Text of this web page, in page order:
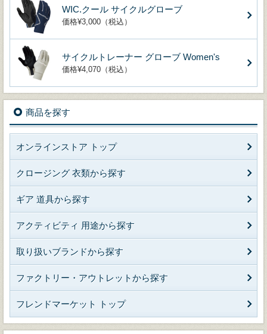
WIC.クール サイクルグローブ
価格¥3,000（税込）
サイクルトレーナー グローブ Women's
価格¥4,070（税込）
商品を探す
オンラインストア トップ
クロージング 衣類から探す
ギア 道具から探す
アクティビティ 用途から探す
取り扱いブランドから探す
ファクトリー・アウトレットから探す
フレンドマーケット トップ